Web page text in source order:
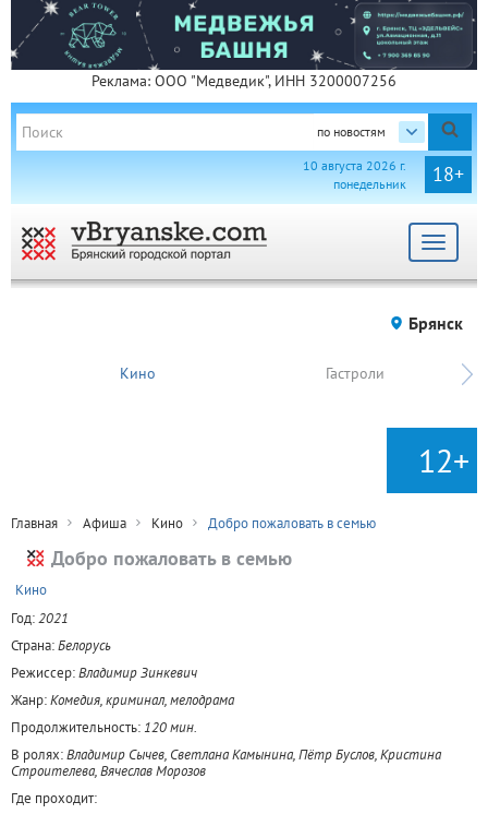
Реклама: ООО "Медведик", ИНН 3200007256
по новостям
18+
10 августа 2026 г.
понедельник
Toggle
Брянск
Кино Гастроли
12+
Главная Афиша Кино Добро пожаловать в семью
Добро пожаловать в семью
Кино
Год:2021
Страна:Белорусь
Режиссер:Владимир Зинкевич
Жанр:Комедия, криминал, мелодрама
Продолжительность: 120 мин.
В ролях:Владимир Сычев, Светлана Камынина, Пётр Буслов, Кристина
Строителева, Вячеслав Морозов
Где проходит: